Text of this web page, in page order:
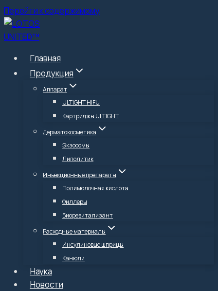
Перейти к содержимому
Главная
Продукция
Аппарат
ULTIGHT HIFU
Картриджы ULTIGHT
Дерматокосметика
Экзосомы
Липолитик
Инъекционные препараты
Полимолочная кислота
Филлеры
Биоревитализант
Расходные материалы
Инсулиновые шприцы
Канюли
Наука
Новости